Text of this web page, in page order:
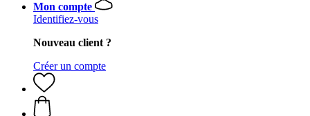
Mon compte
Identifiez-vous
Nouveau client ?
Créer un compte